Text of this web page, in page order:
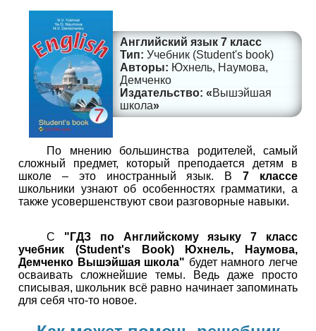
Английский язык 7 класс
Учебник (Student's book)
Юхнель, Наумова,
Демченко
Вышэйшая
школа
По мнению большинства родителей, самый
сложный предмет, который преподается детям в
школе – это иностранный язык. В7 классе
школьники узнают об особенностях грамматики, а
также усовершенствуют свои разговорные навыки.
С "ГДЗ по Английскому языку 7 класс
учебник (Student's Book) Юхнель, Наумова,
Демченко Вышэйшая школа" будет намного легче
осваивать сложнейшие темы. Ведь даже просто
списывая, школьник всё равно начинает запоминать
для себя что-то новое.